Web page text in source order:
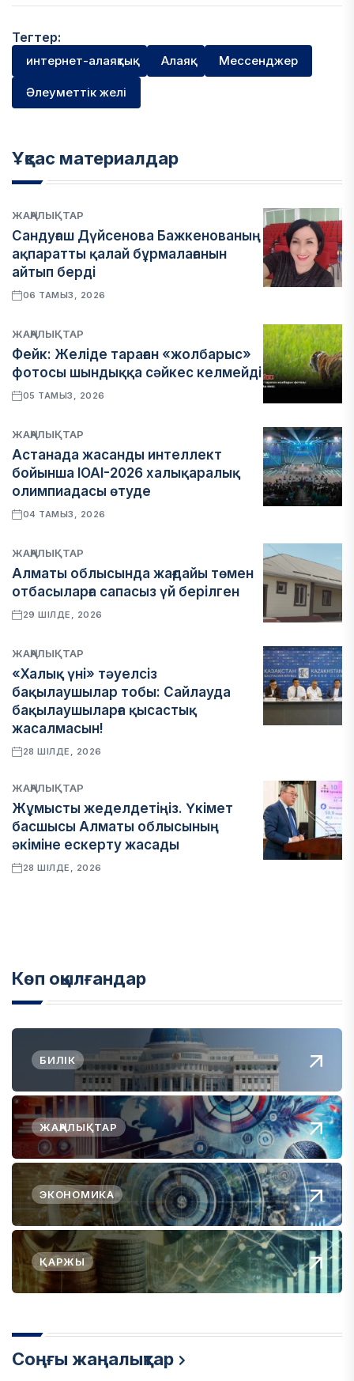
Тегтер:
интернет-алаяқтық Алаяқ Мессенджер
Әлеуметтік желі
Ұқсас материалдар
ЖАҢАЛЫҚТАР
Сандуғаш Дүйсенова Бажкенованың
ақпаратты қалай бұрмалағанын
айтып берді
06 ТАМЫЗ, 2026
ЖАҢАЛЫҚТАР
Фейк: Желіде тараған «жолбарыс»
фотосы шындыққа сәйкес келмейді
05 ТАМЫЗ, 2026
ЖАҢАЛЫҚТАР
Астанада жасанды интеллект
бойынша IOAI-2026 халықаралық
олимпиадасы өтуде
04 ТАМЫЗ, 2026
ЖАҢАЛЫҚТАР
Алматы облысында жағдайы төмен
отбасыларға сапасыз үй берілген
29 ШІЛДЕ, 2026
ЖАҢАЛЫҚТАР
«Халық үні» тәуелсіз
бақылаушылар тобы: Сайлауда
бақылаушыларға қысастық
жасалмасын!
28 ШІЛДЕ, 2026
ЖАҢАЛЫҚТАР
Жұмысты жеделдетіңіз. Үкімет
басшысы Алматы облысының
әкіміне ескерту жасады
28 ШІЛДЕ, 2026
Көп оқылғандар
БИЛІК
ЖАҢАЛЫҚТАР
ЭКОНОМИКА
ҚАРЖЫ
Соңғы жаңалықтар